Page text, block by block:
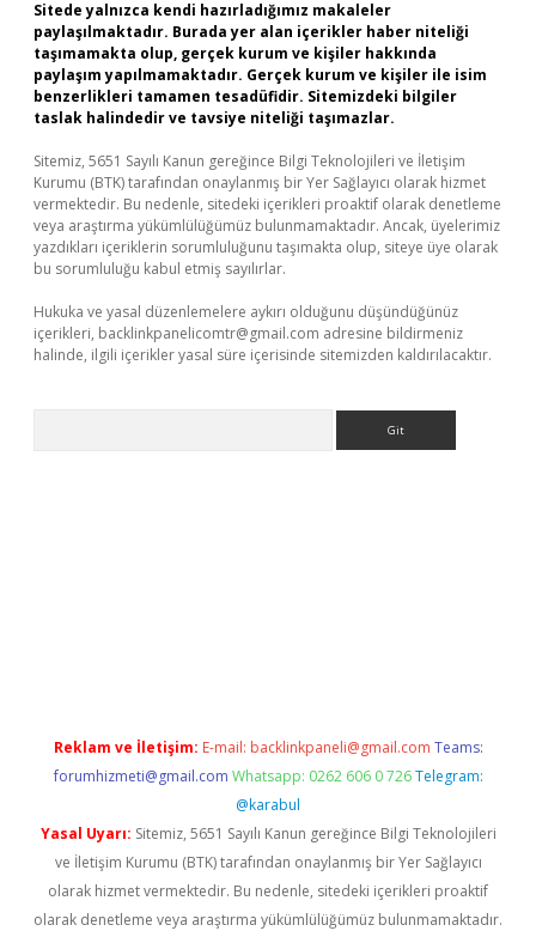
Sitede yalnızca kendi hazırladığımız makaleler
paylaşılmaktadır. Burada yer alan içerikler haber niteliği
taşımamakta olup, gerçek kurum ve kişiler hakkında
paylaşım yapılmamaktadır. Gerçek kurum ve kişiler ile isim
benzerlikleri tamamen tesadüfidir. Sitemizdeki bilgiler
taslak halindedir ve tavsiye niteliği taşımazlar.
Sitemiz, 5651 Sayılı Kanun gereğince Bilgi Teknolojileri ve İletişim
Kurumu (BTK) tarafından onaylanmış bir Yer Sağlayıcı olarak hizmet
vermektedir. Bu nedenle, sitedeki içerikleri proaktif olarak denetleme
veya araştırma yükümlülüğümüz bulunmamaktadır. Ancak, üyelerimiz
yazdıkları içeriklerin sorumluluğunu taşımakta olup, siteye üye olarak
bu sorumluluğu kabul etmiş sayılırlar.
Hukuka ve yasal düzenlemelere aykırı olduğunu düşündüğünüz
içerikleri, backlinkpanelicomtr@gmail.com adresine bildirmeniz
halinde, ilgili içerikler yasal süre içerisinde sitemizden kaldırılacaktır.
Reklam ve İletişim: E-mail: backlinkpaneli@gmail.com Teams:
forumhizmeti@gmail.com Whatsapp: 0262 606 0 726 Telegram:
@karabul
Yasal Uyarı: Sitemiz, 5651 Sayılı Kanun gereğince Bilgi Teknolojileri
ve İletişim Kurumu (BTK) tarafından onaylanmış bir Yer Sağlayıcı
olarak hizmet vermektedir. Bu nedenle, sitedeki içerikleri proaktif
olarak denetleme veya araştırma yükümlülüğümüz bulunmamaktadır.